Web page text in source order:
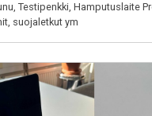
Testipenkki, Hamputuslaite
suojaletkut ym